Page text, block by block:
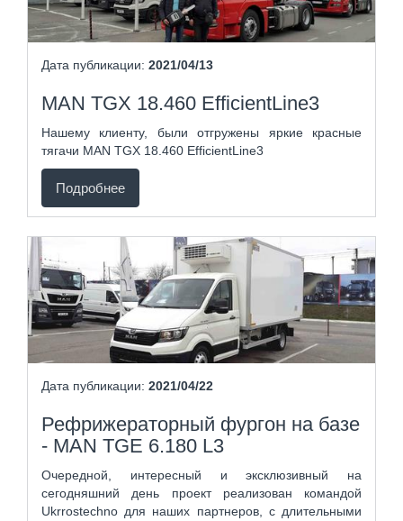
Дата публикации: 2021/04/13
MAN TGX 18.460 EfficientLine3
Нашему клиенту, были отгружены яркие красные
тягачи MAN TGX 18.460 EfficientLine3
Подробнее
Дата публикации: 2021/04/22
Рефрижераторный фургон на базе
- MAN TGE 6.180 L3
Очередной, интересный и эксклюзивный на
сегодняшний день проект реализован командой
Ukrrostechno для наших партнеров, с длительными